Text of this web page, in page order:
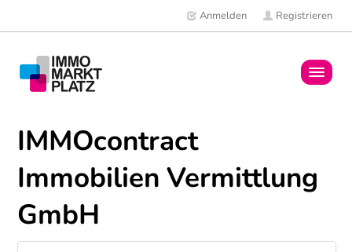
Anmelden Registrieren
News
IMMOcontract
Immobilien Vermittlung
GmbH